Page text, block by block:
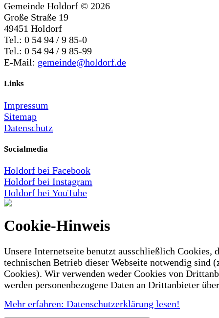
Gemeinde Holdorf © 2026
Große Straße 19
49451 Holdorf
Tel.: 0 54 94 / 9 85-0
Tel.: 0 54 94 / 9 85-99
E-Mail: gemeinde@holdorf.de
Links
Impressum
Sitemap
Datenschutz
Socialmedia
Holdorf bei Facebook
Holdorf bei Instagram
Holdorf bei YouTube
Cookie-Hinweis
Unsere Internetseite benutzt ausschließlich Cookies,
technischen Betrieb dieser Webseite notwendig sind
Cookies). Wir verwenden weder Cookies von
werden personenbezogene Daten an Drittanbieter
Mehr erfahren: Datenschutzerklärung lesen!